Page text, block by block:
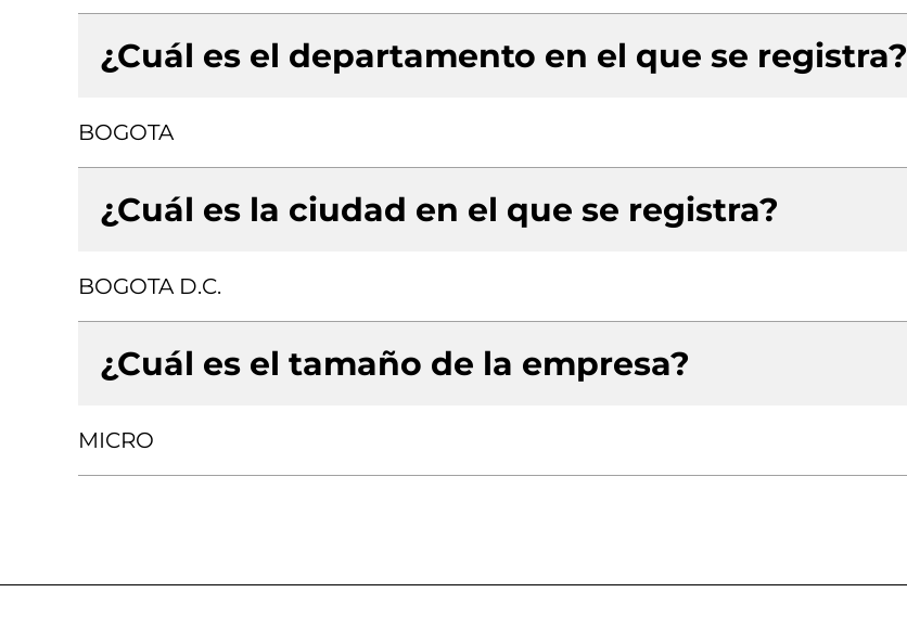
¿Cuál es el departamento en el que se registra?
BOGOTA
¿Cuál es la ciudad en el que se registra?
BOGOTA D.C.
¿Cuál es el tamaño de la empresa?
MICRO